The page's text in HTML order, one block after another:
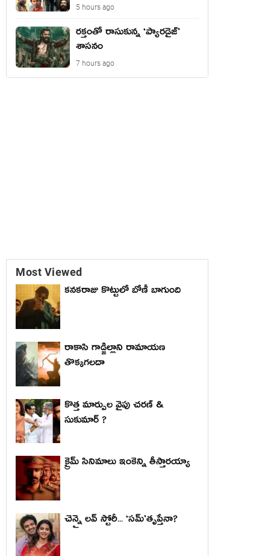
5 hours ago
రక్తంతో రాసుకున్న ‘ప్యారడైజ్’
శాసనం
7 hours ago
Most Viewed
కనకరాజు కొట్టులో బోణీ బాగుంది
రాకాసి గాడ్జిల్లాని రామాయణ
తొక్కగలదా
కొత్త మార్పుల వైపు చరణ్ &
సుకుమార్ ?
క్రైమ్ సినిమాలు ఇంకెన్ని తీస్తారయ్యా
చెన్నై లవ్ స్టోరీ... ‘సమ్’తృప్తేనా?